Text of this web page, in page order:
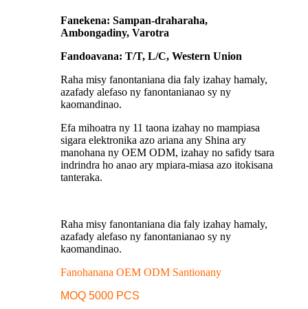
Fanekena: Sampan-draharaha,
Ambongadiny, Varotra
Fandoavana: T/T, L/C, Western Union
Raha misy fanontaniana dia faly izahay hamaly,
azafady alefaso ny fanontanianao sy ny
kaomandinao.
Efa mihoatra ny 11 taona izahay no mampiasa
sigara elektronika azo ariana any Shina ary
manohana ny OEM ODM, izahay no safidy tsara
indrindra ho anao ary mpiara-miasa azo itokisana
tanteraka.
Raha misy fanontaniana dia faly izahay hamaly,
azafady alefaso ny fanontanianao sy ny
kaomandinao.
Fanohanana OEM ODM Santionany
MOQ 5000 PCS